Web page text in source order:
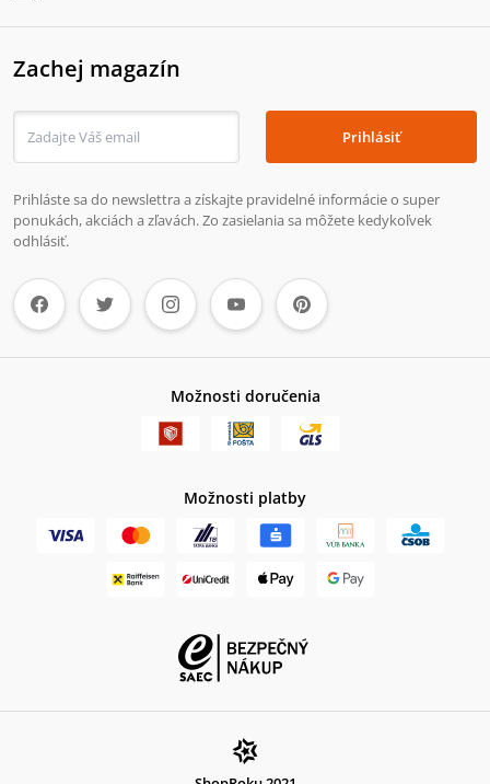
Zachej magazín
Prihlásiť
Prihláste sa do newslettra a získajte pravidelné informácie o super
ponukách, akciách a zľavách. Zo zasielania sa môžete kedykoľvek
odhlásiť.
Možnosti doručenia
Možnosti platby